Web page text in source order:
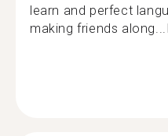
learn and perfect
making friends along...